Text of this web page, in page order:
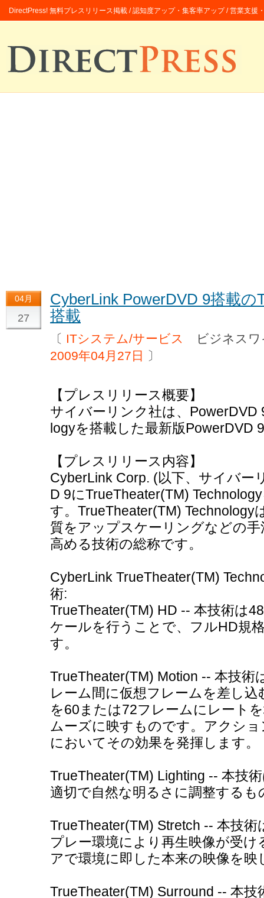
DirectPress! 無料プレスリリース掲載 / 認知度アップ・集客率アップ / 営業支援
04月
27
CyberLink PowerDVD 9搭載の
搭載
〔 ITシステム/サービス
ビジネス
2009年04月27日
〕
【プレスリリース概要】
サイバーリンク社は、PowerDVD
logyを搭載した最新版PowerDVD
【プレスリリース内容】
CyberLink Corp. (以下、サイバー
D 9にTrueTheater(TM)
す。TrueTheater(TM) Technology
質をアップスケーリングなどの
高める技術の総称です。
CyberLink TrueTheater(TM)
術:
TrueTheater(TM) HD -- 本技術は
ケールを行うことで、フルHD規
す。
TrueTheater(TM) Motion -- 本技術
レーム間に仮想フレームを差し
を60または72フレームにレート
ムーズに映すものです。アクシ
においてその効果を発揮します。
TrueTheater(TM) Lighting -- 本技
適切で自然な明るさに調整するも
TrueTheater(TM) Stretch -- 本技
プレー環境により再生映像が受
アで環境に即した本来の映像を
TrueTheater(TM) Surround -- 本